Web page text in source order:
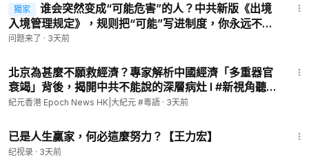
實體報已恢復逢星期五出版！
📍 親臨書報攤🗞️購買實體報
https://www.epochtimeshk.org/stores
https://hk.epochtimes.com/subscribe
---------
✅直接贊助大紀元：
✅ 請訂閱我們的Patreon： https://www.patreon.com/epochtim
eshk
獨家
谁会突然变成“可能危害”的人？中共新版《出境
入境管理规定》，规则把“可能”写进制度，你永远不知
道，“可能”会不会轮到自己。《问题来了》20260803
问题来了 · 3天前
北京為甚麼不願救經濟？專家解析中國經濟「多重器官
衰竭」背後，揭開中共不能說的深層病灶 l #新視角聽新
聞 #紀元香港
紀元香港 Epoch News HK|大紀元 #粵語 · 3天前
已是人生贏家，何必這麼努力？【王力宏】
纪视录 · 3天前